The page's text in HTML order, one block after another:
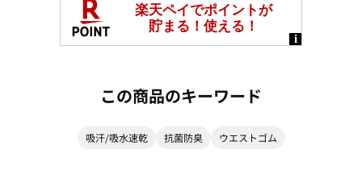
この商品のキーワード
吸汗/吸水速乾 抗菌防臭 ウエストゴム